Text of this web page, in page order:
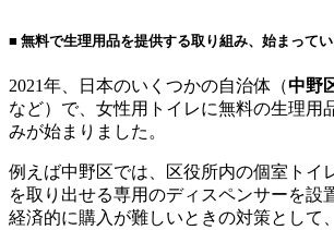
■ 無料で生理用品を提供する取り組み、始まって
2021年、日本のいくつかの自治体（中野
など）で、女性用トイレに無料の生理用
みが始まりました。
例えば中野区では、区役所内の個室トイ
を取り出せる専用のディスペンサーを設
経済的に購入が難しいときの対策として